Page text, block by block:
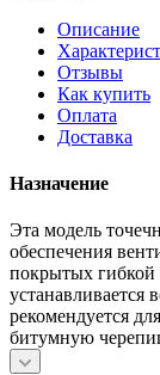
Описание
Отзывы
Как купить
Оплата
Доставка
Назначение
Эта модель
обеспечения
покрытых гибкой
рекомендуется
битумную